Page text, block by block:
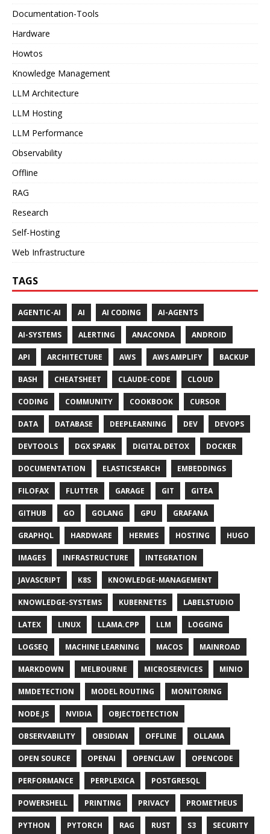
Documentation-Tools
Hardware
Howtos
Knowledge Management
LLM Architecture
LLM Hosting
LLM Performance
Observability
Offline
RAG
Research
Self-Hosting
Web Infrastructure
TAGS
AGENTIC-AI AI AI CODING AI-AGENTS
AI-SYSTEMS ALERTING ANACONDA ANDROID
API ARCHITECTURE AWS AWS AMPLIFY BACKUP
BASH CHEATSHEET CLAUDE-CODE CLOUD
CODING COMMUNITY COOKBOOK CURSOR
DATA DATABASE DEEPLEARNING DEV DEVOPS
DEVTOOLS DGX SPARK DIGITAL DETOX DOCKER
DOCUMENTATION ELASTICSEARCH EMBEDDINGS
FILOFAX FLUTTER GARAGE GIT GITEA
GITHUB GO GOLANG GPU GRAFANA
GRAPHQL HARDWARE HERMES HOSTING HUGO
IMAGES INFRASTRUCTURE INTEGRATION
JAVASCRIPT K8S KNOWLEDGE-MANAGEMENT
KNOWLEDGE-SYSTEMS KUBERNETES LABELSTUDIO
LATEX LINUX LLAMA.CPP LLM LOGGING
LOGSEQ MACHINE LEARNING MACOS MAINROAD
MARKDOWN MELBOURNE MICROSERVICES MINIO
MMDETECTION MODEL ROUTING MONITORING
NODE.JS NVIDIA OBJECTDETECTION
OBSERVABILITY OBSIDIAN OFFLINE OLLAMA
OPEN SOURCE OPENAI OPENCLAW OPENCODE
PERFORMANCE PERPLEXICA POSTGRESQL
POWERSHELL PRINTING PRIVACY PROMETHEUS
PYTHON PYTORCH RAG RUST S3 SECURITY